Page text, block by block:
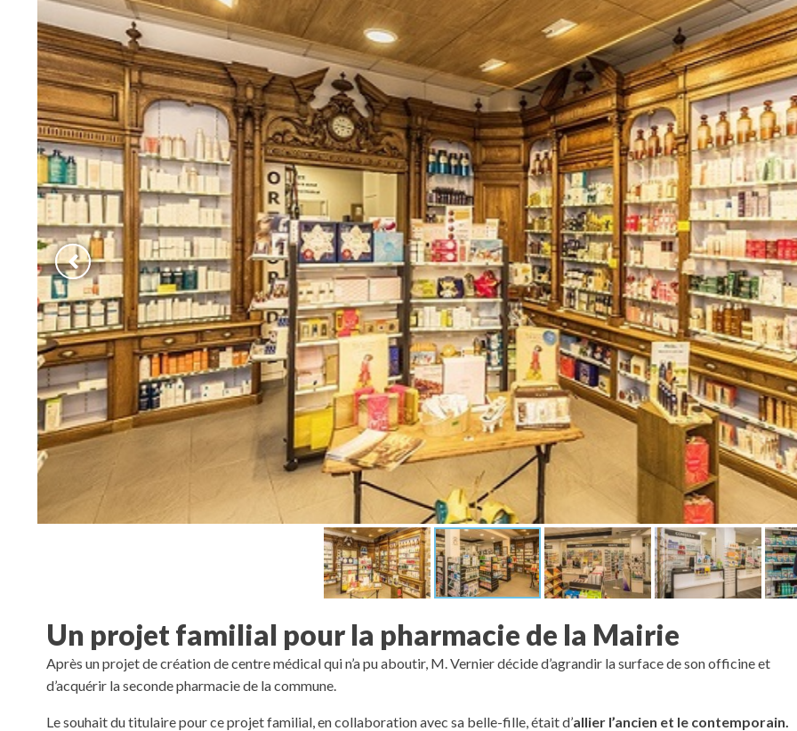
Un projet familial pour la pharmacie de la Mairie
Après un projet de création de centre médical qui n’a pu aboutir, M. Vernier décide d’agrandir la surface de son officine et
d’acquérir la seconde pharmacie de la commune.
Le souhait du titulaire pour ce projet familial, en collaboration avec sa belle-fille, était d’allier l’ancien et le contemporain.